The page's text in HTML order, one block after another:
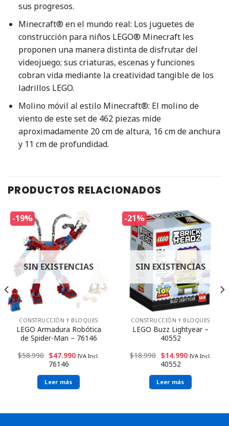
sus progresos.
Minecraft® en el mundo real: Los juguetes de
construcción para niños LEGO® Minecraft les
proponen una manera distinta de disfrutar del
videojuego; sus criaturas, escenas y funciones
cobran vida mediante la creatividad tangible de los
ladrillos LEGO.
Molino móvil al estilo Minecraft®: El molino de
viento de este set de 462 piezas mide
aproximadamente 20 cm de altura, 16 cm de anchura
y 11 cm de profundidad.
PRODUCTOS RELACIONADOS
-19%
SIN EXISTENCIAS
CONSTRUCCIÓN Y BLOQUES
LEGO Armadura Robótica
de Spider-Man – 76146
$58.990 $47.990 IVA Incl.
76146
Leer más
-21%
SIN EXISTENCIAS
CONSTRUCCIÓN Y BLOQUES
LEGO Buzz Lightyear –
40552
$18.990 $14.990 IVA Incl.
40552
Leer más